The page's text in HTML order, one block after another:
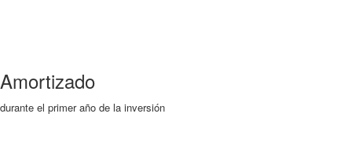
Amortizado
durante el primer año de la inversión